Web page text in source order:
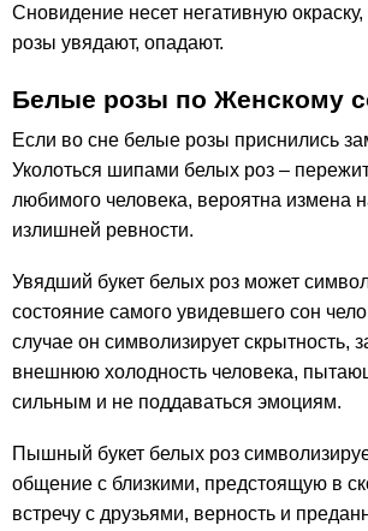
Сновидение несет негативную
розы увядают, опадают.
Белые розы по Женскому
Если во сне белые розы приснились
Уколоться шипами белых роз –
любимого человека, вероятна измена
излишней ревности.
Увядший букет белых роз может
состояние самого увидевшего сон
случае он символизирует скрытность,
внешнюю холодность человека,
сильным и не поддаваться эмоциям.
Пышный букет белых роз
общение с близкими, предстоящую в
встречу с друзьями, верность и